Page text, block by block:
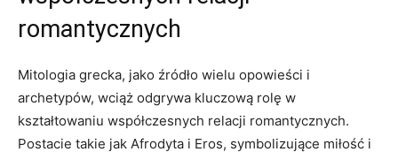
romantycznych
Mitologia grecka, jako źródło wielu opowieści i
archetypów, wciąż odgrywa kluczową rolę w
kształtowaniu współczesnych relacji romantycznych.
Postacie takie jak Afrodyta i Eros, symbolizujące miłość i